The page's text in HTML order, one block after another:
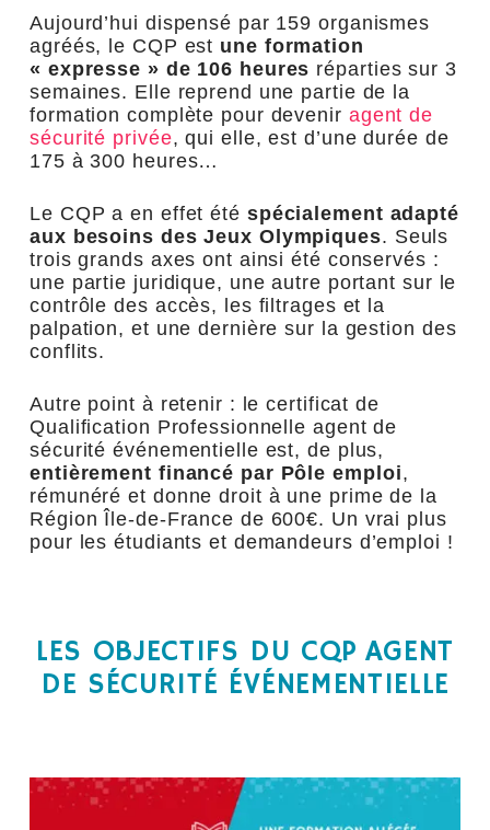
Aujourd’hui dispensé par 159 organismes
agréés, le CQP est une formation
« expresse » de 106 heures réparties sur 3
semaines. Elle reprend une partie de la
formation complète pour devenir agent de
sécurité privée, qui elle, est d’une durée de
175 à 300 heures…
Le CQP a en effet été spécialement adapté
aux besoins des Jeux Olympiques. Seuls
trois grands axes ont ainsi été conservés :
une partie juridique, une autre portant sur le
contrôle des accès, les filtrages et la
palpation, et une dernière sur la gestion des
conflits.
Autre point à retenir : le certificat de
Qualification Professionnelle agent de
sécurité événementielle est, de plus,
entièrement financé par Pôle emploi,
rémunéré et donne droit à une prime de la
Région Île-de-France de 600€. Un vrai plus
pour les étudiants et demandeurs d’emploi !
LES OBJECTIFS DU CQP AGENT
DE SÉCURITÉ ÉVÉNEMENTIELLE